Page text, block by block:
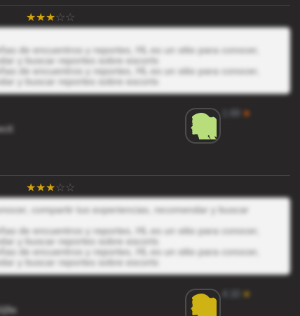
de encuentros y reportes, HL es un sitio para conocer,
y buscar reportes sobre escorts
de encuentros y reportes, HL es un sitio para conocer,
y buscar reportes sobre escorts
★
compartir tus experiencias, recomendar y buscar
de encuentros y reportes, HL es un sitio para conocer,
y buscar reportes sobre escorts
de encuentros y reportes, HL es un sitio para conocer,
y buscar reportes sobre escorts
★